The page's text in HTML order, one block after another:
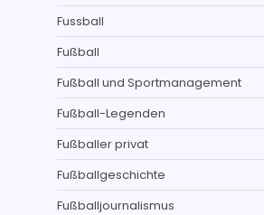
Fussball
Fußball
Fußball und Sportmanagement
Fußball-Legenden
Fußballer privat
Fußballgeschichte
Fußballjournalismus